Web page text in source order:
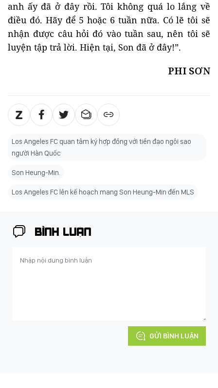
anh ấy đã ở đây rồi. Tôi không quá lo lắng về
điều đó. Hãy để 5 hoặc 6 tuần nữa. Có lẽ tôi sẽ
nhận được câu hỏi đó vào tuần sau, nên tôi sẽ
luyện tập trả lời. Hiện tại, Son đã ở đây!”.
PHI SƠN
Los Angeles FC quan tâm ký hợp đồng với tiền đạo ngôi sao
người Hàn Quốc
Son Heung-Min.
Los Angeles FC lên kế hoạch mang Son Heung-Min đến MLS
BÌNH LUẬN
GỬI BÌNH LUẬN